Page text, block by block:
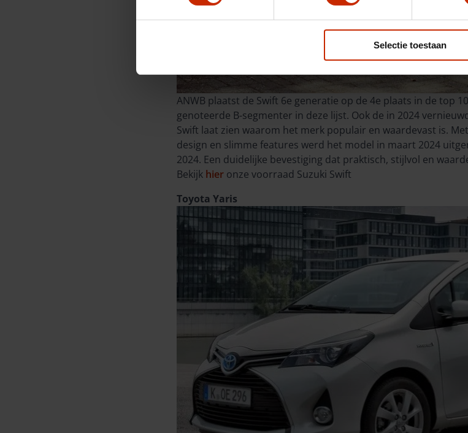
Selectie toestaan
ANWB plaatst de Swift 6e generatie op de 4e plaats in de top
genoteerde B-segmenter in deze lijst. Ook de in 2024
Swift laat zien waarom het merk populair en waardevast is.
design en slimme features werd het model in maart 2024
2024. Een duidelijke bevestiging dat praktisch, stijlvol en
Bekijk hier onze voorraad Suzuki Swift
Toyota Yaris